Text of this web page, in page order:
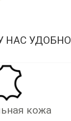
НАС УДОБНО
кожа